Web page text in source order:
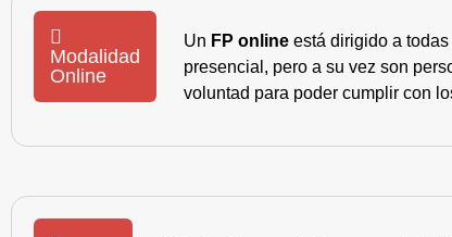
Modalidad
Online
Un FP online está dirigido a
presencial, pero a su vez son
voluntad para poder cumplir con